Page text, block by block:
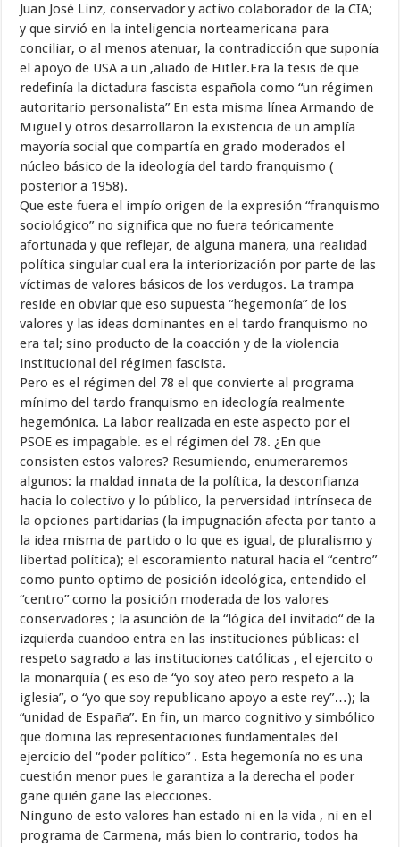
Juan José Linz, conservador y activo colaborador de la CIA;
y que sirvió en la inteligencia norteamericana para
conciliar, o al menos atenuar, la contradicción que suponía
el apoyo de USA a un ,aliado de Hitler.Era la tesis de que
redefinía la dictadura fascista española como “un régimen
autoritario personalista” En esta misma línea Armando de
Miguel y otros desarrollaron la existencia de un amplía
mayoría social que compartía en grado moderados el
núcleo básico de la ideología del tardo franquismo (
posterior a 1958).
Que este fuera el impío origen de la expresión “franquismo
sociológico” no significa que no fuera teóricamente
afortunada y que reflejar, de alguna manera, una realidad
política singular cual era la interiorización por parte de las
víctimas de valores básicos de los verdugos. La trampa
reside en obviar que eso supuesta “hegemonía” de los
valores y las ideas dominantes en el tardo franquismo no
era tal; sino producto de la coacción y de la violencia
institucional del régimen fascista.
Pero es el régimen del 78 el que convierte al programa
mínimo del tardo franquismo en ideología realmente
hegemónica. La labor realizada en este aspecto por el
PSOE es impagable. es el régimen del 78. ¿En que
consisten estos valores? Resumiendo, enumeraremos
algunos: la maldad innata de la política, la desconfianza
hacia lo colectivo y lo público, la perversidad intrínseca de
la opciones partidarias (la impugnación afecta por tanto a
la idea misma de partido o lo que es igual, de pluralismo y
libertad política); el escoramiento natural hacia el “centro”
como punto optimo de posición ideológica, entendido el
“centro” como la posición moderada de los valores
conservadores ; la asunción de la “lógica del invitado“ de la
izquierda cuandoo entra en las instituciones públicas: el
respeto sagrado a las instituciones católicas , el ejercito o
la monarquía ( es eso de “yo soy ateo pero respeto a la
iglesia”, o “yo que soy republicano apoyo a este rey”…); la
“unidad de España”. En fin, un marco cognitivo y simbólico
que domina las representaciones fundamentales del
ejercicio del “poder político” . Esta hegemonía no es una
cuestión menor pues le garantiza a la derecha el poder
gane quién gane las elecciones.
Ninguno de esto valores han estado ni en la vida , ni en el
programa de Carmena, más bien lo contrario, todos ha